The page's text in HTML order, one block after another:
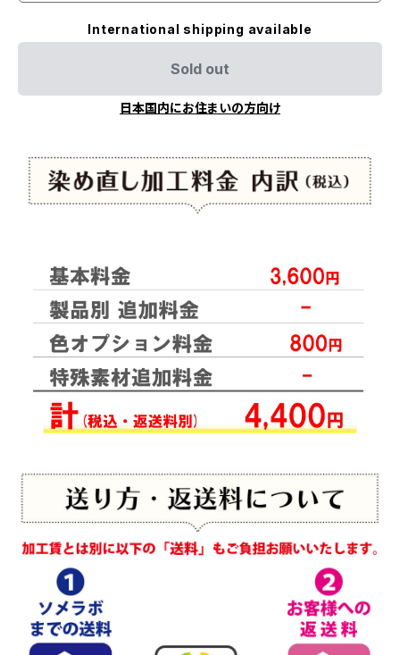
International shipping available
Sold out
日本国内にお住まいの方向け